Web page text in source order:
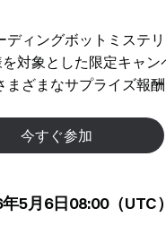
ィングボットミステ
対象とした限定キャン
ざまなサプライズ報酬
今すぐ参加
5月6日08:00（UTC）